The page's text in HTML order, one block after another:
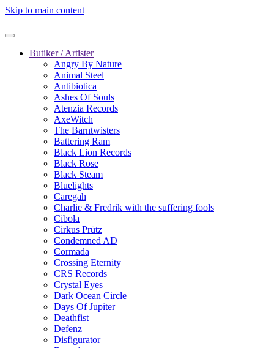
Skip to main content
Butiker / Artister
Angry By Nature
Animal Steel
Antibiotica
Ashes Of Souls
Atenzia Records
AxeWitch
The Barntwisters
Battering Ram
Black Lion Records
Black Rose
Black Steam
Bluelights
Caregah
Charlie & Fredrik with the suffering fools
Cibola
Cirkus Prütz
Condemned AD
Cormada
Crossing Eternity
CRS Records
Crystal Eyes
Dark Ocean Circle
Days Of Jupiter
Deathfist
Defenz
Disfigurator